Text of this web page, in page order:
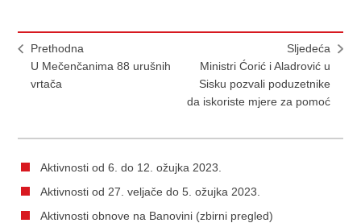
Prethodna
U Mečenčanima 88 urušnih
vrtača
Sljedeća
Ministri Ćorić i Aladrović u
Sisku pozvali poduzetnike
da iskoriste mjere za pomoć
Aktivnosti od 6. do 12. ožujka 2023.
Aktivnosti od 27. veljače do 5. ožujka 2023.
Aktivnosti obnove na Banovini (zbirni pregled)